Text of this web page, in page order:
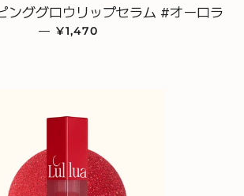
ンググロウリップセラム #オーロラ
— 販売価格
¥1,470